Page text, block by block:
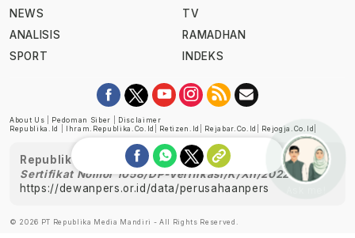
NEWS
ANALISIS
SPORT
TV
RAMADHAN
INDEKS
About Us Pedoman Siber
Disclaimer
Republika.id
Ihram.republika.co.id Retizen.id Rejabar.co.id Rejogja.co.id
Republika telah diverifikasi oleh Dewan Pers
Sertifikat Nomor 1058/DP-Verifikasi/K/XII/2022
https://dewanpers.or.id/data/perusahaanpers
© 2026 PT Republika Media Mandiri - All Rights Reserved.